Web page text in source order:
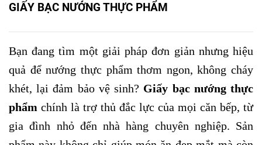
GIẤY BẠC NƯỚNG THỰC PHẨM
Bạn đang tìm một giải pháp đơn giản nhưng hiệu
quả để nướng thực phẩm thơm ngon, không cháy
khét, lại đảm bảo vệ sinh? Giấy bạc nướng thực
phẩm chính là trợ thủ đắc lực của mọi căn bếp, từ
gia đình nhỏ đến nhà hàng chuyên nghiệp. Sản